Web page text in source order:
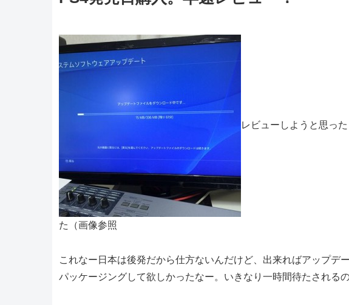
レビューしようと思っ
た（画像参照
これなー日本は後発だから仕方ないんだけど、出来ればアップデ
パッケージングして欲しかったなー。いきなり一時間待たされる